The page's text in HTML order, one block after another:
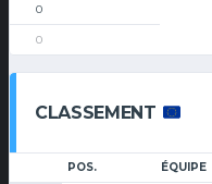
0
0
CLASSEMENT
POS. ÉQUIPE